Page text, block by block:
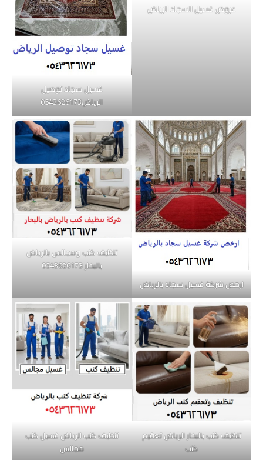
عروض غسيل السجاد الرياض
غسيل سجاد توصيل
الرياض0543626173
ارخص شركة غسيل سجاد بالرياض
تنظيف كنب ومجالس بالرياض
بالبخار 0543626173
تنظيف كنب بالبخار الرياض تعقيم
كنب
تنظيف كنب الرياض غسيل كنب
مجالس